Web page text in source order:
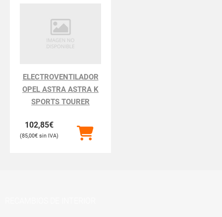
ELECTROVENTILADOR
OPEL ASTRA ASTRA K
SPORTS TOURER
102,85€
85,00€